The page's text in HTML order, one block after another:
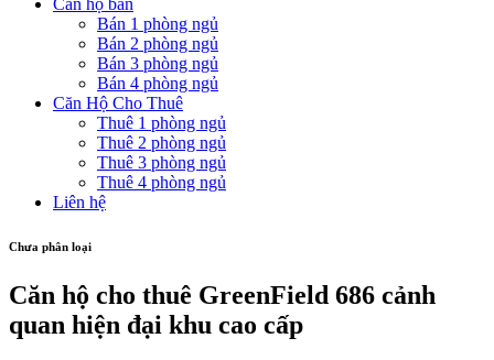
Căn hộ bán
Bán 1 phòng ngủ
Bán 2 phòng ngủ
Bán 3 phòng ngủ
Bán 4 phòng ngủ
Căn Hộ Cho Thuê
Thuê 1 phòng ngủ
Thuê 2 phòng ngủ
Thuê 3 phòng ngủ
Thuê 4 phòng ngủ
Liên hệ
Chưa phân loại
Căn hộ cho thuê GreenField 686 cảnh
quan hiện đại khu cao cấp